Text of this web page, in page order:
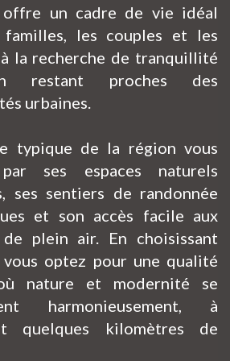
offre un cadre de vie idéal
les couples et les
la recherche de tranquillité
restant proches des
urbaines.
typique de la région vous
ses espaces naturels
ses sentiers de randonnée
et son accès facile aux
plein air. En choisissant
vous optez pour une qualité
nature et modernité se
harmonieusement, à
quelques kilomètres de